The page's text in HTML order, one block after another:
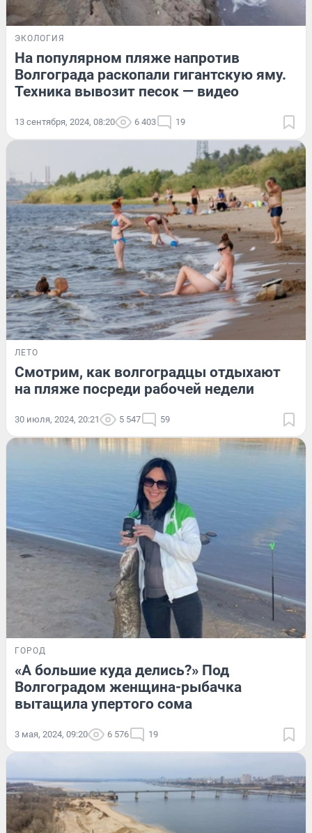
ЭКОЛОГИЯ
На популярном пляже напротив
Волгограда раскопали гигантскую яму.
Техника вывозит песок — видео
13 сентября, 2024, 08:20 6 403 19
ЛЕТО
Смотрим, как волгоградцы отдыхают
на пляже посреди рабочей недели
30 июля, 2024, 20:21 5 547 59
ГОРОД
«А большие куда делись?» Под
Волгоградом женщина-рыбачка
вытащила упертого сома
3 мая, 2024, 09:20 6 576 19